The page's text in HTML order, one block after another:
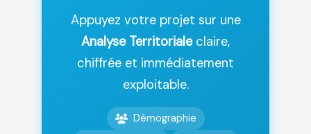
Appuyez votre projet sur une
Analyse Territorialeclaire,
chiffrée et immédiatement
exploitable.
Démographie